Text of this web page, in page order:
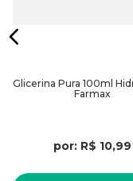
Glicerina Pura 100ml
Farmax
por: R$ 10,99